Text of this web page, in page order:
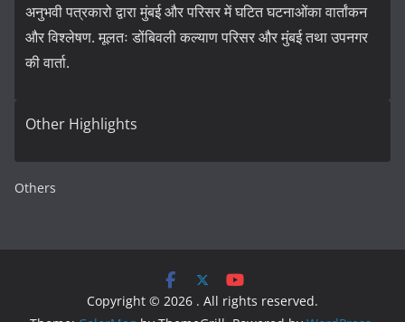
अनुभवी पत्रकारो द्वारा मुंबई और परिसर में घटित घटनाओंका वार्तांकन
और विश्लेषण. मूलतः डोंबिवली कल्याण परिसर और मुंबई तथा उपनगर
की वार्ता.
Other Highlights
Others
Copyright © 2026 . All rights reserved.